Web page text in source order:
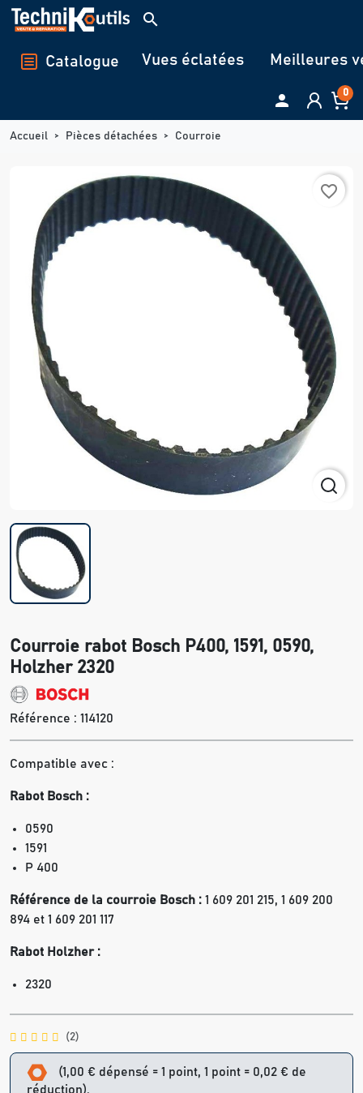
Panneau de gestion des cookies
search
Catalogue Vues éclatées Meilleures
 0
Accueil Pièces détachées Courroie
favorite_border
Courroie rabot Bosch P400, 1591, 0590,
Holzher 2320
Référence : 114120
Compatible avec :
Rabot Bosch :
0590
1591
P 400
Référence de la courroie Bosch : 1 609 201 215, 1 609 200
894 et 1 609 201 117
Rabot Holzher :
2320
(2)
(1,00 € dépensé = 1 point, 1 point = 0,02 € de
réduction).